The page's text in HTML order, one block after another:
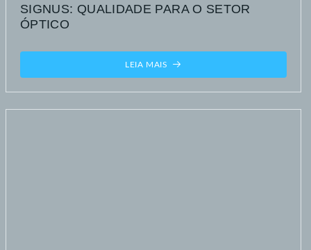
SIGNUS: QUALIDADE PARA O SETOR
ÓPTICO
LEIA MAIS